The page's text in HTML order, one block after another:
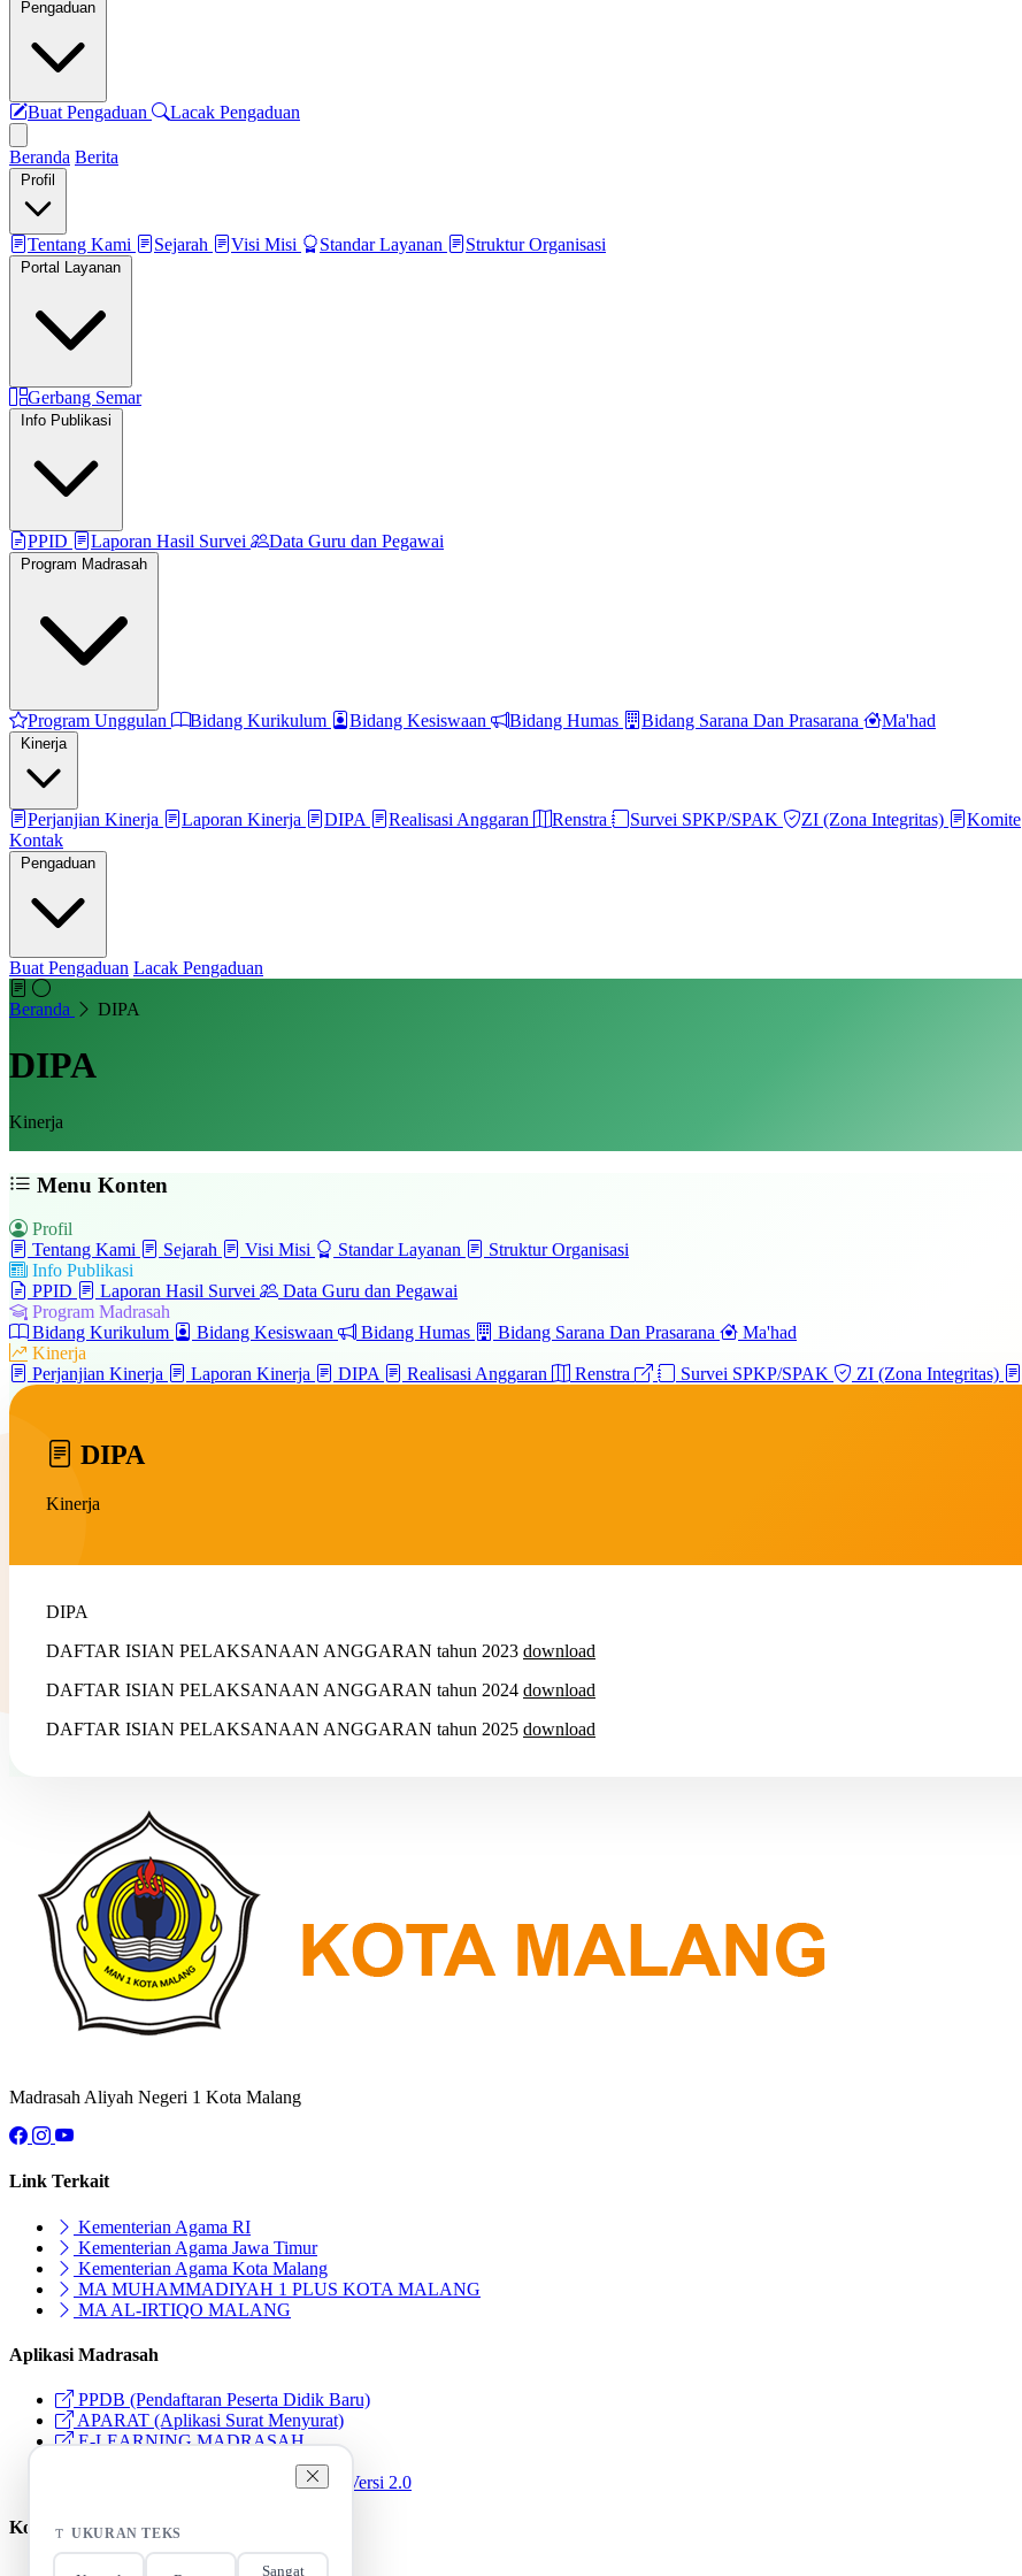
Pengaduan
Buat Pengaduan Lacak Pengaduan
Beranda Berita
Profil
Tentang Kami Sejarah Visi Misi Standar Layanan Struktur Organisasi
Portal Layanan
Gerbang Semar
Info Publikasi
PPID Laporan Hasil Survei Data Guru dan Pegawai
Program Madrasah
Program Unggulan Bidang Kurikulum Bidang Kesiswaan Bidang Humas Bidang Sarana Dan Prasarana Ma'had
Kinerja
Perjanjian Kinerja Laporan Kinerja DIPA Realisasi Anggaran Renstra Survei SPKP/SPAK ZI (Zona Integritas)
Komite
Kontak
Pengaduan
Buat Pengaduan Lacak Pengaduan
Beranda DIPA
DIPA
Kinerja
Menu Konten
Profil
Tentang Kami
Sejarah Visi Misi Standar Layanan
Struktur Organisasi
Info Publikasi
PPID
Laporan Hasil Survei
Data Guru dan Pegawai
Program Madrasah
Bidang Kurikulum
Bidang Kesiswaan Bidang Humas Bidang Sarana Dan Prasarana
Ma'had
Kinerja
Perjanjian Kinerja
Laporan Kinerja DIPA Realisasi Anggaran Renstra Survei SPKP/SPAK ZI (Zona Integritas)
DIPA
Kinerja
DIPA
DAFTAR ISIAN PELAKSANAAN ANGGARAN tahun 2023 download
DAFTAR ISIAN PELAKSANAAN ANGGARAN tahun 2024 download
DAFTAR ISIAN PELAKSANAAN ANGGARAN tahun 2025 download
Madrasah Aliyah Negeri 1 Kota Malang
Link Terkait
Kementerian Agama RI
Kementerian Agama Jawa Timur
Kementerian Agama Kota Malang
MA MUHAMMADIYAH 1 PLUS KOTA MALANG
MA AL-IRTIQO MALANG
Aplikasi Madrasah
PPDB (Pendaftaran Peserta Didik Baru)
APARAT (Aplikasi Surat Menyurat)
E-LEARNING MADRASAH
PRESTO (Presensi Terpadu Online) Versi 2.0
Kontak KamiUKURAN TEKS
Sangat